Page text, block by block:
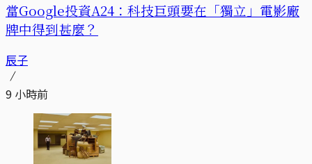
當Google投資A24：科技巨頭要在「獨立」電影廠
牌中得到甚麼？
辰子
9 小時前